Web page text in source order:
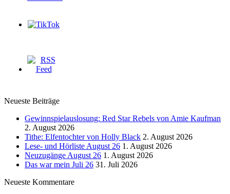
Neueste Beiträge
Gewinnspielauslosung: Red Star Rebels von Amie Kaufman
2. August 2026
Tithe: Elfentochter von Holly Black 2. August 2026
Lese- und Hörliste August 26 1. August 2026
Neuzugänge August 26 1. August 2026
Das war mein Juli 26 31. Juli 2026
Neueste Kommentare